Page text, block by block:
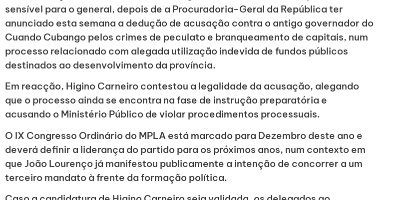
sensível para o general, depois de a Procuradoria-Geral da República ter
anunciado esta semana a dedução de acusação contra o antigo governador do
Cuando Cubango pelos crimes de peculato e branqueamento de capitais, num
processo relacionado com alegada utilização indevida de fundos públicos
destinados ao desenvolvimento da província.
Em reacção, Higino Carneiro contestou a legalidade da acusação, alegando
que o processo ainda se encontra na fase de instrução preparatória e
acusando o Ministério Público de violar procedimentos processuais.
O IX Congresso Ordinário do MPLA está marcado para Dezembro deste ano e
deverá definir a liderança do partido para os próximos anos, num contexto em
que João Lourenço já manifestou publicamente a intenção de concorrer a um
terceiro mandato à frente da formação política.